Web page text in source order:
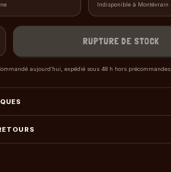
Indisponible à Montévrain
RUPTURE DE STOCK
aujourd’hui, expédié sous 48 h hors précommandes.